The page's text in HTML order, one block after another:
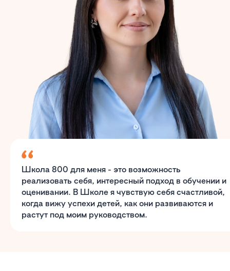
Школа 800 для меня - это возможность
реализовать себя, интересный подход в обучении и
оценивании. В Школе я чувствую себя счастливой,
когда вижу успехи детей, как они развиваются и
растут под моим руководством.